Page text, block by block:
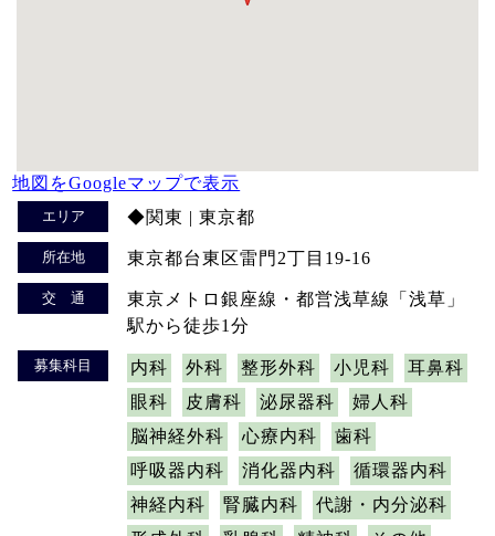
地図をGoogleマップで表示
エリア ◆関東 | 東京都
所在地 東京都台東区雷門2丁目19-16
交 通
東京メトロ銀座線・都営浅草線「浅草」
駅から徒歩1分
募集科目 内科 外科 整形外科 小児科
耳鼻科
眼科
皮膚科 泌尿器科
婦人科
脳神経外科
心療内科
歯科
呼吸器内科
消化器内科
循環器内科
神経内科
腎臓内科
代謝・内分泌科